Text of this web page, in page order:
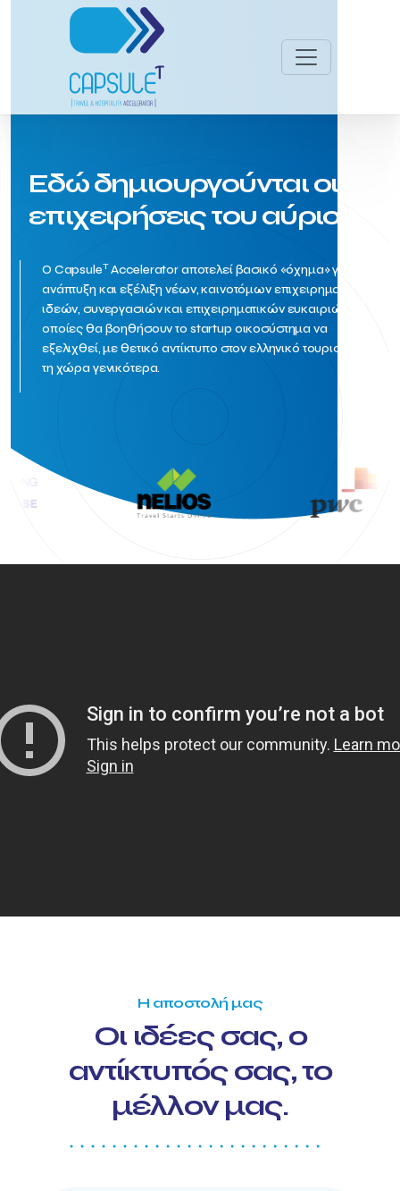
Εδώ δημιουργούνται οι
επιχειρήσεις του αύριο!
O CapsuleTAccelerator αποτελεί βασικό «όχημα» για την
ανάπτυξη και εξέλιξη νέων, καινοτόμων επιχειρηματικών
ιδεών, συνεργασιών και επιχειρηματικών ευκαιριών, οι
οποίες θα βοηθήσουν το startup οικοσύστημα να
εξελιχθεί, με θετικό αντίκτυπο στον ελληνικό τουρισμό και
τη χώρα γενικότερα.
Η αποστολή μας
Οι ιδέες σας, ο
αντίκτυπός σας, το
μέλλον μας.